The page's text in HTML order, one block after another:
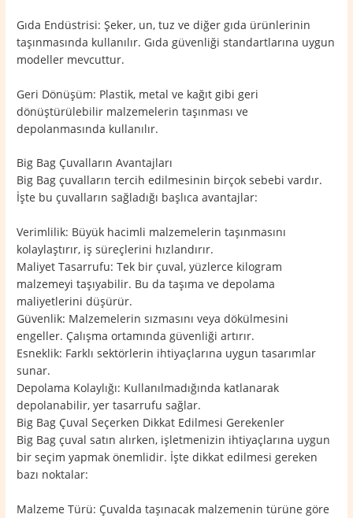
Gıda Endüstrisi: Şeker, un, tuz ve diğer gıda ürünlerinin
taşınmasında kullanılır. Gıda güvenliği standartlarına uygun
modeller mevcuttur.
Geri Dönüşüm: Plastik, metal ve kağıt gibi geri
dönüştürülebilir malzemelerin taşınması ve
depolanmasında kullanılır.
Big Bag Çuvalların Avantajları
Big Bag çuvalların tercih edilmesinin birçok sebebi vardır.
İşte bu çuvalların sağladığı başlıca avantajlar:
Verimlilik: Büyük hacimli malzemelerin taşınmasını
kolaylaştırır, iş süreçlerini hızlandırır.
Maliyet Tasarrufu: Tek bir çuval, yüzlerce kilogram
malzemeyi taşıyabilir. Bu da taşıma ve depolama
maliyetlerini düşürür.
Güvenlik: Malzemelerin sızmasını veya dökülmesini
engeller. Çalışma ortamında güvenliği artırır.
Esneklik: Farklı sektörlerin ihtiyaçlarına uygun tasarımlar
sunar.
Depolama Kolaylığı: Kullanılmadığında katlanarak
depolanabilir, yer tasarrufu sağlar.
Big Bag Çuval Seçerken Dikkat Edilmesi Gerekenler
Big Bag çuval satın alırken, işletmenizin ihtiyaçlarına uygun
bir seçim yapmak önemlidir. İşte dikkat edilmesi gereken
bazı noktalar:
Malzeme Türü: Çuvalda taşınacak malzemenin türüne göre